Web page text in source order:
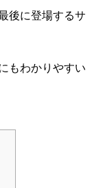
後に登場するサ
もわかりやすい